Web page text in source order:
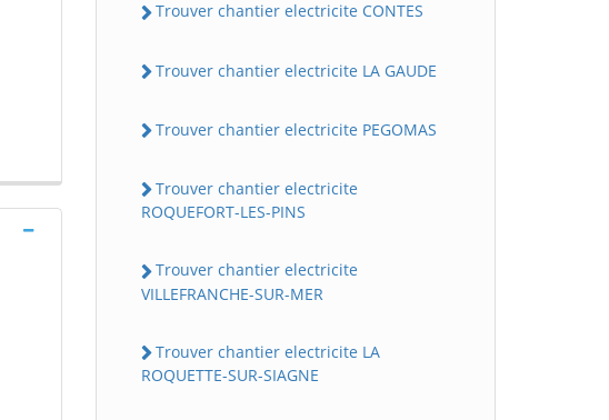
Trouver chantier electricite CONTES
Trouver chantier electricite LA GAUDE
Trouver chantier electricite PEGOMAS
Trouver chantier electricite
ROQUEFORT-LES-PINS
Trouver chantier electricite
VILLEFRANCHE-SUR-MER
Trouver chantier electricite LA
ROQUETTE-SUR-SIAGNE